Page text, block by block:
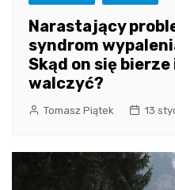
Narastający
syndrom
Skąd on się bierze
walczyć?
Tomasz Piątek 13